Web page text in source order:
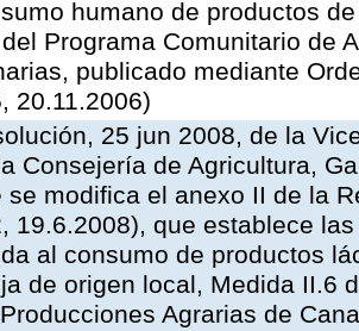
humano de productos
Programa Comunitario de
publicado mediante
20.11.2006)
25 jun 2008, de la
Consejería de Agricultura,
se modifica el anexo II de la
19.6.2008), que establece
al consumo de productos
de origen local, Medida II.6
Agrarias de